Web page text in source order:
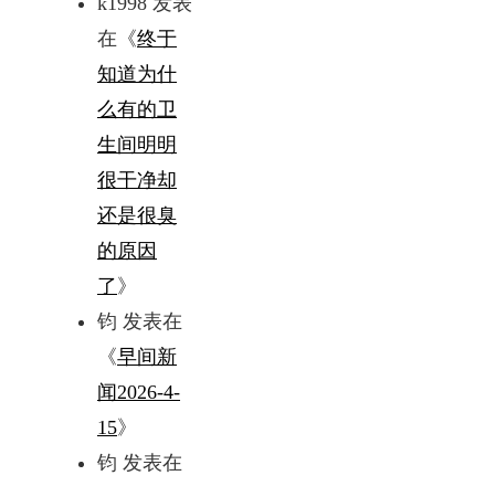
在《终于
知道为什
么有的卫
生间明明
很干净却
还是很臭
的原因
了 》
钧 发表在
《早间新
闻2026-4-
15》
钧 发表在